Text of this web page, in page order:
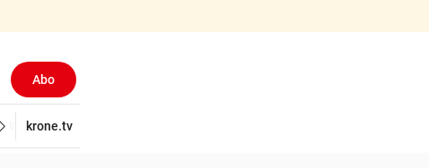
Abo
Wirtschaft
krone.tv